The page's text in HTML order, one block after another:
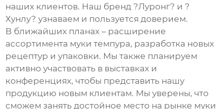
наших клиентов. Наш бренд ?Луронг? и ?
Хунлу? узнаваем и пользуется доверием.
В ближайших планах – расширение
ассортимента муки темпура, разработка новых
рецептур и упаковки. Мы также планируем
активно участвовать в выставках и
конференциях, чтобы представить нашу
продукцию новым клиентам. Мы уверены, что
сможем занять достойное место на рынке муки